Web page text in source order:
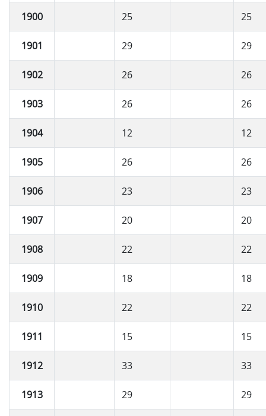
1900 25 25
1901 29 29
1902 26 26
1903 26 26
1904 12 12
1905 26 26
1906 23 23
1907 20 20
1908 22 22
1909 18 18
1910 22 22
1911 15 15
1912 33 33
1913 29 29